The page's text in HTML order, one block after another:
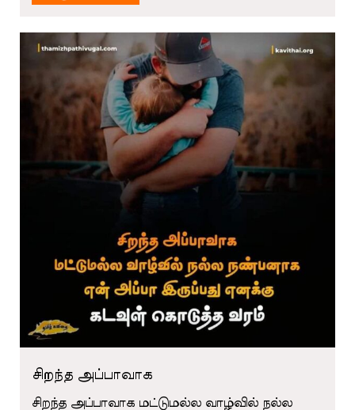
சிறந்த அப்பாவாக
சிறந்த அப்பாவாக மட்டுமல்ல வாழ்வில் நல்ல